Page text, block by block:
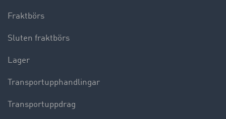
Fraktbörs
Sluten fraktbörs
Lager
Transportupphandlingar
Transportuppdrag